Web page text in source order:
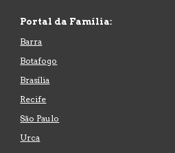
Portal da Família:
Barra
Botafogo
Brasília
Recife
São Paulo
Urca